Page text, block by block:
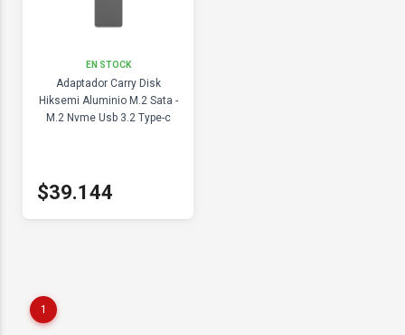
EN STOCK
Adaptador Carry Disk
Hiksemi Aluminio M.2 Sata -
M.2 Nvme Usb 3.2 Type-c
$39.144
1